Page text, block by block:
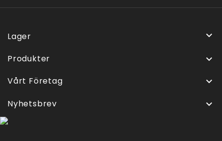
Lager 
Produkter 
Vårt Företag 
Nyhetsbrev 